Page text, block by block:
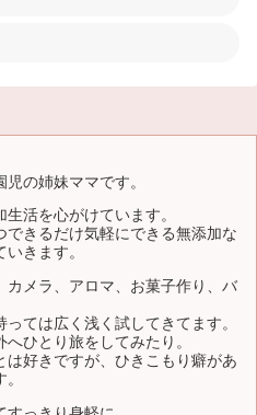
の姉妹ママです。
生活を心がけています。
できるだけ気軽にできる無添加な
きます。
カメラ、アロマ、お菓子作り、バ
っては広く浅く試してきてます。
ひとり旅をしてみたり。
は好きですが、ひきこもり癖があ